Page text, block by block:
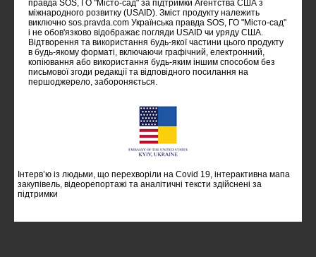
правда SOS, ГО "Місто-сад" за підтримки Агентства США з
міжнародного розвитку (USAID). Зміст продукту належить
виключно sos.pravda.com Українська правда SOS, ГО "Місто-сад"
i не обов'язково відображає погляди USAID чи уряду США.
Відтворення та використання будь-якої частини цього продукту
в будь-якому форматі, включаючи графічний, електронний,
копіювання або використання будь-яким іншим способом без
письмової згоди редакції та відповідного посилання на
першоджерело, забороняється.
Інтерв’ю із людьми, що перехворіли на Covid 19, інтерактивна мапа
закупівель, відеорепортажі та аналітичні тексти здійснені за
підтримки